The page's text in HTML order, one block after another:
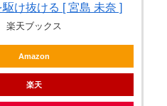
け抜ける [ 宮島 未奈 ]
楽天ブックス
Amazon
楽天